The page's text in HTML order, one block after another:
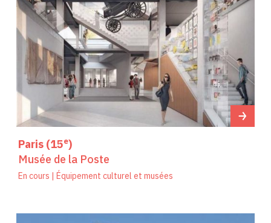
Paris (15e)
Musée de la Poste
En cours | Équipement culturel et musées